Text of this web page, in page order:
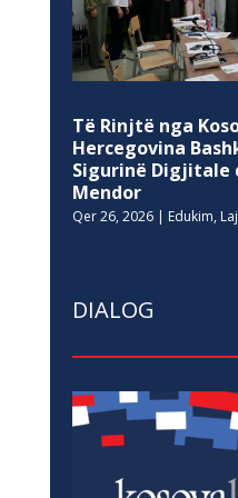
Të Rinjtë nga
Hercegovina
Sigurinë Digjitale
Mendor
Qer 26, 2026| Edukim,
DIALOG